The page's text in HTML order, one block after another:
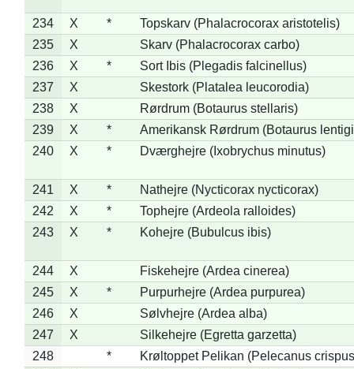
234 X *
Topskarv (Phalacrocorax aristotelis)
235
X
Skarv (Phalacrocorax carbo)
236
X *
Sort Ibis (Plegadis falcinellus)
237
X
Skestork (Platalea leucorodia)
238
X
Rørdrum (Botaurus stellaris)
239
X *
Amerikansk Rørdrum (Botaurus
240
X * Dværghejre (Ixobrychus minutus)
241 X *
Nathejre (Nycticorax nycticorax)
242
X *
Tophejre (Ardeola ralloides)
243
X * Kohejre (Bubulcus ibis)
244 X
Fiskehejre (Ardea cinerea)
245
X *
Purpurhejre (Ardea purpurea)
246
X
Sølvhejre (Ardea alba)
247
X
Silkehejre (Egretta garzetta)
248
*
Krøltoppet Pelikan (Pelecanus